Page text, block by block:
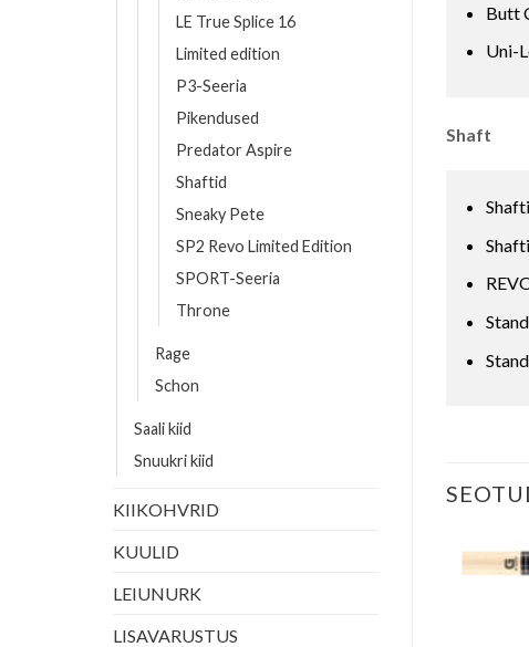
LE True Splice 16
Limited edition
P3-Seeria
Pikendused
Predator Aspire
Shaftid
Sneaky Pete
SP2 Revo Limited Edition
SPORT-Seeria
Throne
Rage
Schon
Saali kiid
Snuukri kiid
KIIKOHVRID
KUULID
LEIUNURK
LISAVARUSTUS
Butt
Uni-
Shaft